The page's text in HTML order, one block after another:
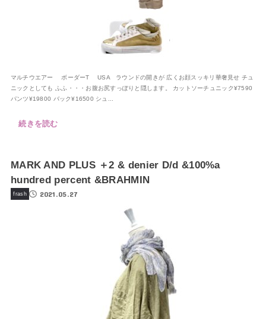
マルチウエアー ボーダーT USA ラウンドの開きが 広くお顔スッキリ華奢見せ チュ
ニックとしても ふふ・・・お腹お尻すっぽりと隠します。 カットソーチュニック¥7590
パンツ¥19800 バック¥16500 シュ...
続きを読む
MARK AND PLUS ＋2 & denier D/d &100%a
hundred percent &BRAHMIN
frash 2021.05.27